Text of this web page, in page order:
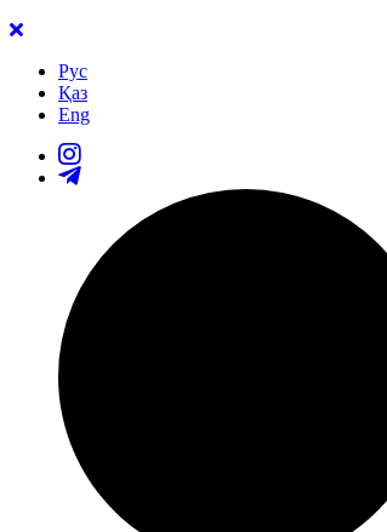
Рус
Қаз
Eng